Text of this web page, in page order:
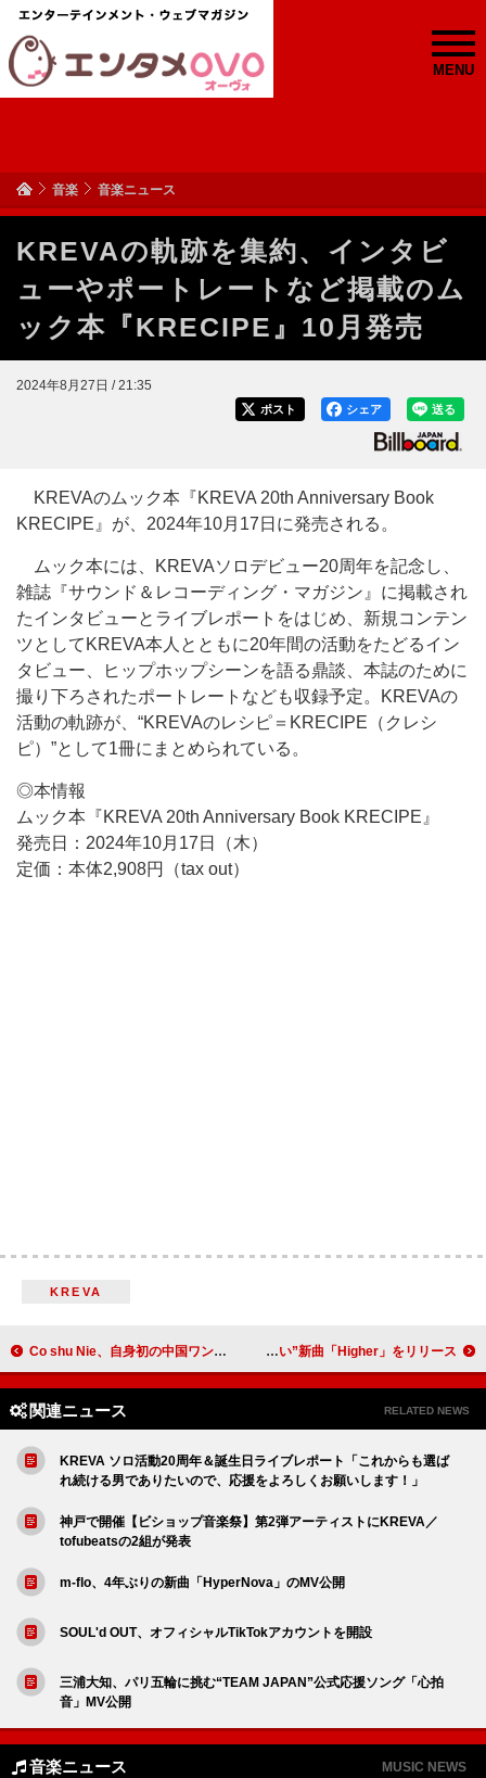
MENU
音楽 音楽ニュース
KREVAの軌跡を集約、インタビ
ューやポートレートなど掲載のム
ック本『KRECIPE』10月発売
2024年8月27日 / 21:35
送る
シェア
ポスト
KREVAのムック本『KREVA 20th Anniversary Book
KRECIPE』が、2024年10月17日に発売される。
ムック本には、KREVAソロデビュー20周年を記念し、
雑誌『サウンド＆レコーディング・マガジン』に掲載され
たインタビューとライブレポートをはじめ、新規コンテン
ツとしてKREVA本人とともに20年間の活動をたどるイン
タビュー、ヒップホップシーンを語る鼎談、本誌のために
撮り下ろされたポートレートなども収録予定。KREVAの
活動の軌跡が、“KREVAのレシピ＝KRECIPE（クレシ
ピ）”として1冊にまとめられている。
◎本情報
ムック本『KREVA 20th Anniversary Book KRECIPE』
発売日：2024年10月17日（木）
定価：本体2,908円（tax out）
KREVA
Co shu Nie、自身初の中国ワンマンライブ開催決定 アルバム詳細も発表 luvis、“心の花を通してありのままを愛して欲しい”新曲「Higher」をリリース
関連ニュース RELATED NEWS
KREVA ソロ活動20周年＆誕生日ライブレポート「これからも選ば
れ続ける男でありたいので、応援をよろしくお願いします！」
神戸で開催【ビショップ音楽祭】第2弾アーティストにKREVA／
tofubeatsの2組が発表
m-flo、4年ぶりの新曲「HyperNova」のMV公開
SOUL'd OUT、オフィシャルTikTokアカウントを開設
三浦大知、パリ五輪に挑む“TEAM JAPAN”公式応援ソング「心拍
音」MV公開
音楽ニュース MUSIC NEWS